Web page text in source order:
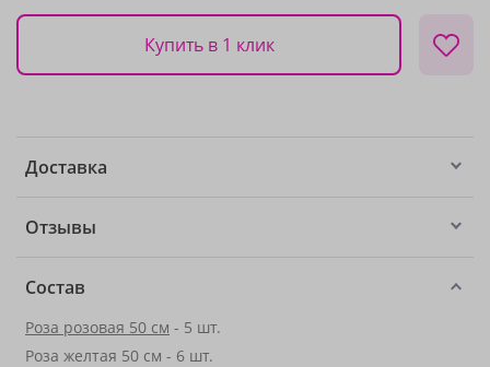
Купить в 1 клик
Доставка
Отзывы
Состав
Роза розовая 50 см - 5 шт.
Роза желтая 50 см - 6 шт.